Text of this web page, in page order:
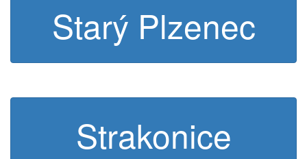
Starý Plzenec
Strakonice